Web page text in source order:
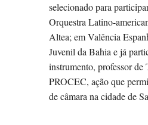
selecionado para
Orquestra Latino-
Altea; em Valência
Juvenil da Bahia e já
instrumento, professor
PROCEC, ação que
de câmara na cidade de